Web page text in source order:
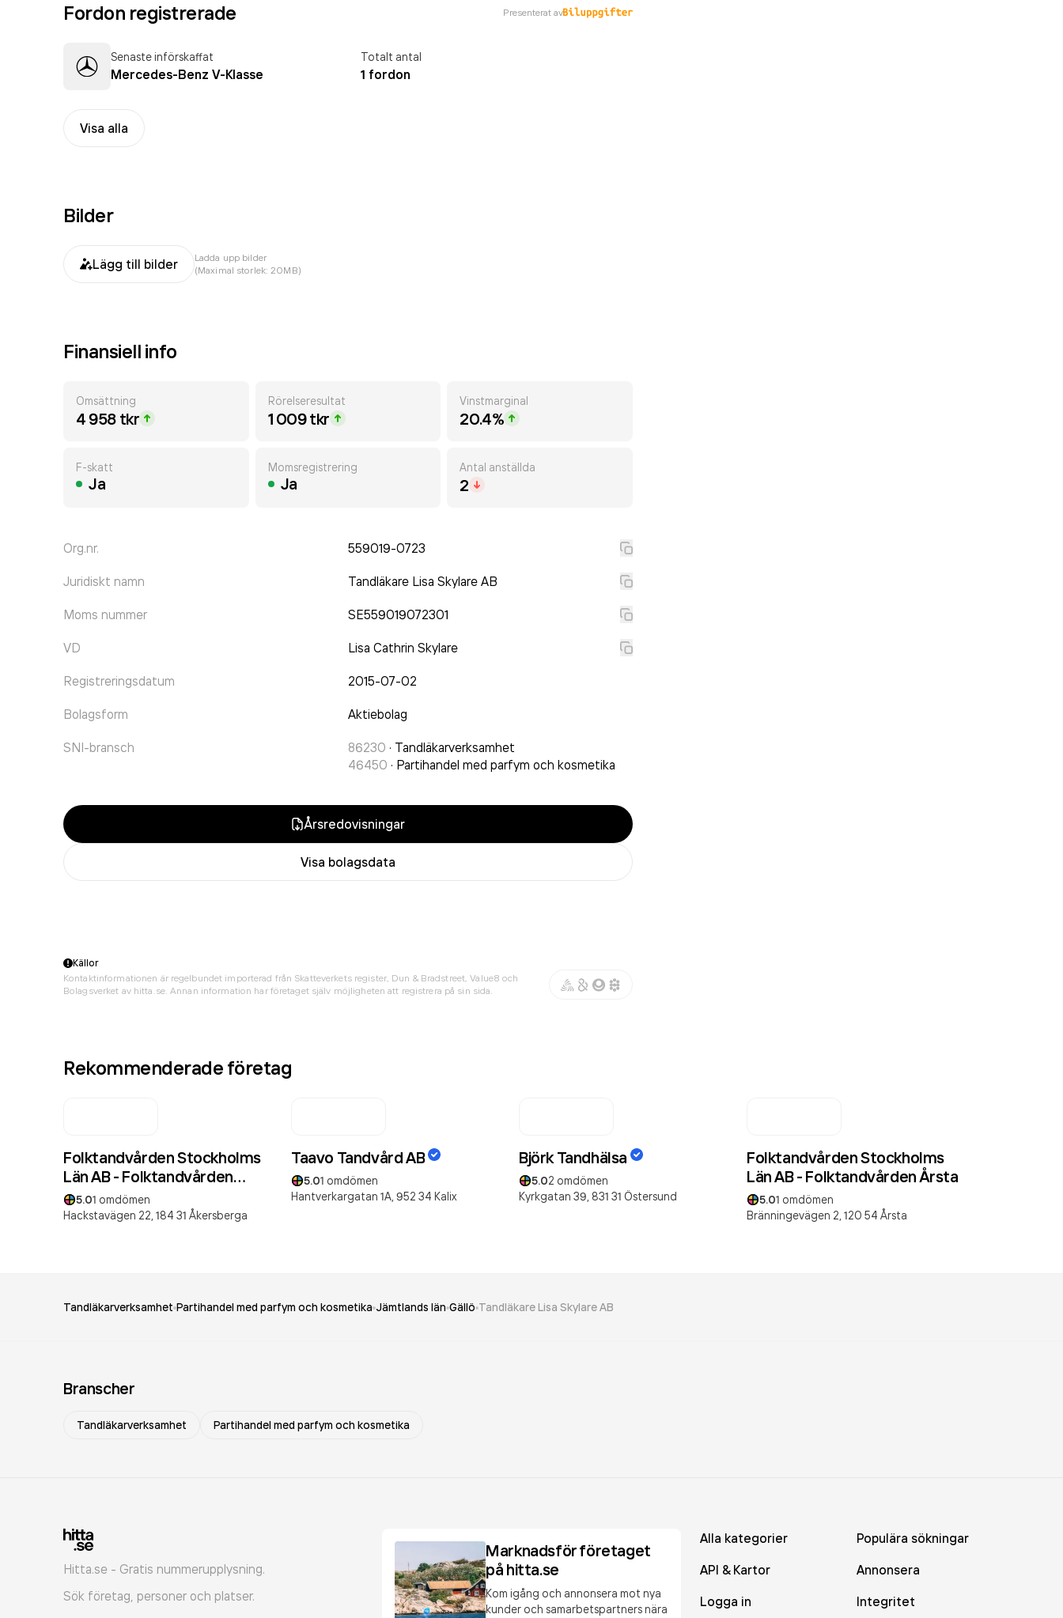
Fordon registrerade Presenterat av
Senaste införskaffat
Mercedes-Benz V-Klasse
Totalt antal
1 fordon
Visa alla
Bilder
Lägg till bilder
Ladda upp bilder
(Maximal storlek: 20MB)
Finansiell info
Omsättning
4 958 tkr
Rörelseresultat
1 009 tkr
Vinstmarginal
20.4%
F-skatt
Ja
Momsregistrering
Ja
Antal anställda
2
Org.nr. 559019-0723
Juridiskt namn Tandläkare Lisa Skylare AB
Moms nummer SE559019072301
VD Lisa Cathrin Skylare
Registreringsdatum 2015-07-02
Bolagsform Aktiebolag
SNI-bransch 86230 · Tandläkarverksamhet
46450 · Partihandel med parfym och kosmetika
Årsredovisningar
Visa bolagsdata
Källor
Kontaktinformationen är regelbundet importerad från Skatteverkets register, Dun & Bradstreet, Value8 och
Bolagsverket av hitta.se. Annan information har företaget själv möjligheten att registrera på sin sida.
Rekommenderade företag
Folktandvården Stockholms
Län AB - Folktandvården
Åkersberga
5.01 omdömen
Hackstavägen 22, 184 31 Åkersberga
Taavo Tandvård AB
5.01 omdömen
Hantverkargatan 1A, 952 34 Kalix
Björk Tandhälsa
5.02 omdömen
Kyrkgatan 39, 831 31 Östersund
Folktandvården Stockholms
Län AB - Folktandvården Årsta
5.01 omdömen
Bränningevägen 2, 120 54 Årsta
Tandläkarverksamhet Partihandel med parfym och kosmetika Jämtlands län Gällö Tandläkare Lisa Skylare AB
Branscher
Tandläkarverksamhet Partihandel med parfym och kosmetika
Hitta.se - Gratis nummerupplysning.
Sök företag, personer och platser.
Marknadsför företaget
på hitta.se
Kom igång och annonsera mot nya
kunder och samarbetspartners nära
Alla kategorier
Populära sökningar
API & Kartor
Annonsera
Logga in
Integritet